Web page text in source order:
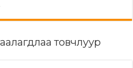
товчлуур